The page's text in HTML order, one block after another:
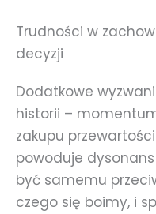
Trudności w
decyzji
Dodatkowe
historii –
zakupu
powoduje
być samemu
czego się boimy, i